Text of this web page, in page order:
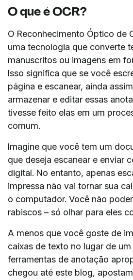
O que é OCR?
O Reconhecimento Óptico de
uma tecnologia que converte
manuscritos ou imagens em
Isso significa que se você
página e escanear, ainda
armazenar e editar essas
tivesse feito elas em um
comum.
Imagine que você tem um
que deseja escanear e enviar
digital. No entanto, apenas
impressa não vai tornar sua
o computador. Você não
rabiscos – só olhar para eles
A menos que você goste de
caixas de texto no lugar de
ferramentas de anotação
chegou até este blog,